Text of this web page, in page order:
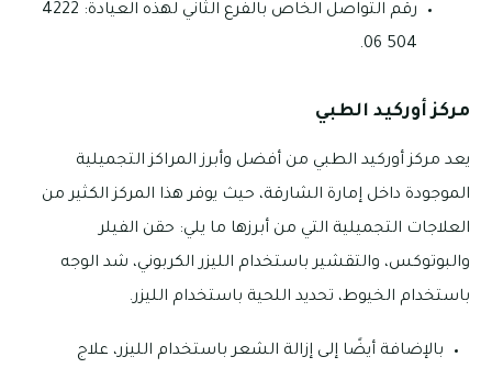
رقم التواصل الخاص بالفرع الثاني لهذه العيادة: 4222
504 06.
مركز أوركيد الطبي
يعد مركز أوركيد الطبي من أفضل وأبرز المراكز التجميلية
الموجودة داخل إمارة الشارقة، حيث يوفر هذا المركز الكثير من
العلاجات التجميلية التي من أبرزها ما يلي: حقن الفيلر
والبوتوكس، والتقشير باستخدام الليزر الكربوني، شد الوجه
باستخدام الخيوط، تحديد اللحية باستخدام الليزر.
بالإضافة أيضًا إلى إزالة الشعر باستخدام الليزر، علاج